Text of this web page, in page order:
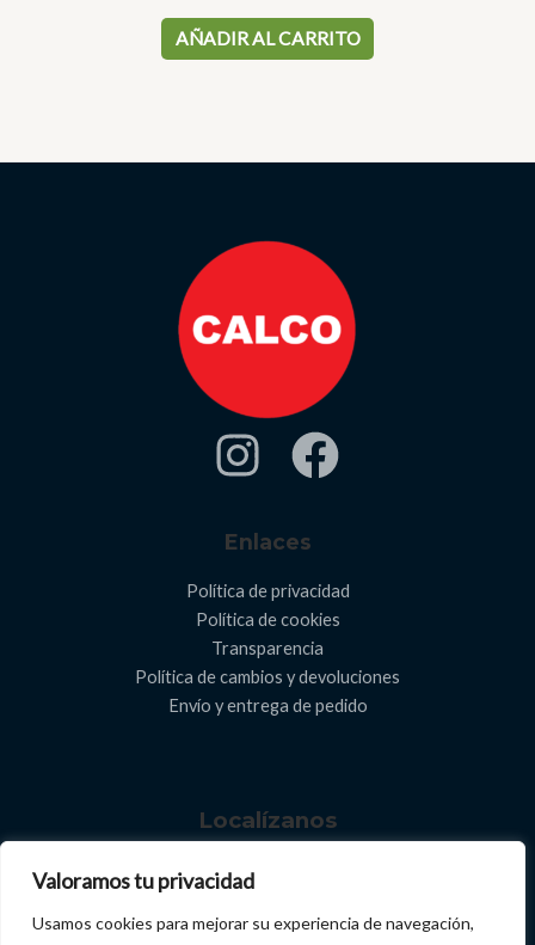
Valoramos tu privacidad
Usamos cookies para mejorar su experiencia de navegación,
AÑADIR AL CARRITO
Enlaces
Política de privacidad
Política de cookies
Transparencia
Política de cambios y devoluciones
Envío y entrega de pedido​
Localízanos
C. de San Andrés, 38639, Santa Cruz de Tenerife.